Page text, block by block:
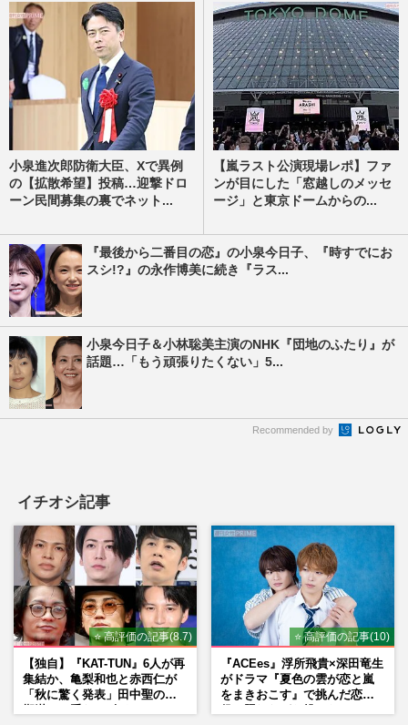
小泉進次郎防衛大臣、Xで異例
の【拡散希望】投稿…迎撃ドロ
ーン民間募集の裏でネット...
【嵐ラスト公演現場レポ】ファ
ンが目にした「窓越しのメッセ
ージ」と東京ドームからの...
『最後から二番目の恋』の小泉今日子、『時すでにお
スシ!?』の永作博美に続き『ラス...
小泉今日子＆小林聡美主演のNHK『団地のふたり』が
話題…「もう頑張りたくない」5...
Recommended by
イチオシ記事
⭐ 高評価の記事(8.7)
【独自】『KAT-TUN』6人が再
集結か、亀梨和也と赤西仁が
「秋に驚く発表」田中聖の刑
⭐ 高評価の記事(10)
『ACEes』浮所飛貴×深田竜生
がドラマ『夏色の雲が恋と嵐
をまきおこす』で挑んだ恋人